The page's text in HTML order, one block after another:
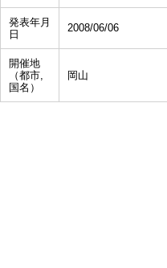
発表年月
日
2008/06/06
開催地
（都市,
国名）
岡山